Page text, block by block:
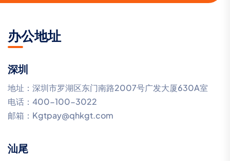
办公地址
深圳
地址：深圳市罗湖区东门南路2007号广发大厦630A室
电话：400-100-3022
邮箱：Kgtpay@qhkgt.com
汕尾